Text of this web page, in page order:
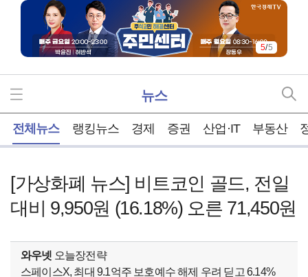
5/5
뉴스
전체뉴스 랭킹뉴스 경제 증권 산업·IT 부동산
[가상화폐 뉴스] 비트코인 골드, 전일
대비 9,950원 (16.18%) 오른 71,450원
와우넷 오늘장전략
스페이스X, 최대 9.1억주 보호예수 해제 우려 딛고 6.14%